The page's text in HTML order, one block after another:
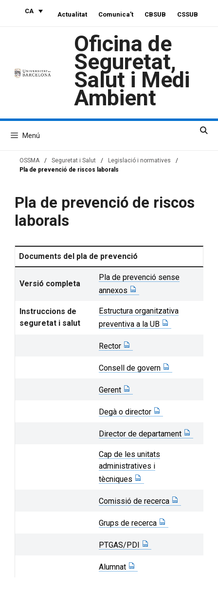
CA Actualitat Comunica’t CBSUB CSSUB
Oficina de
Seguretat,
Salut i Medi
Ambient
Menú
OSSMA / Seguretat i Salut / Legislació i normatives
/
Pla de prevenció de riscos laborals
Pla de prevenció de riscos
laborals
Documents del pla de prevenció
Versió completa
Pla de prevenció sense
annexos
Instruccions de
seguretat i salut
Estructura organitzativa
preventiva a la UB
Rector
Consell de govern
Gerent
Degà o director
Director de departament
Cap de les unitats
administratives i
tècniques
Comissió de recerca
Grups de recerca
PTGAS/PDI
Alumnat